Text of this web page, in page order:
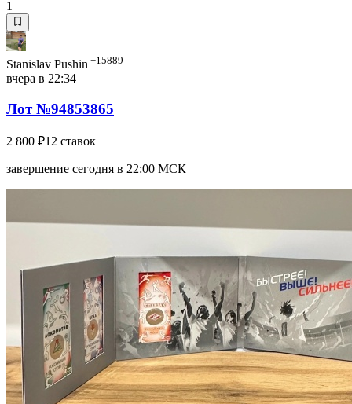
1
Stanislav Pushin +15889
вчера в 22:34
Лот №94853865
2 800 ₽12 ставок
завершение сегодня в 22:00 МСК